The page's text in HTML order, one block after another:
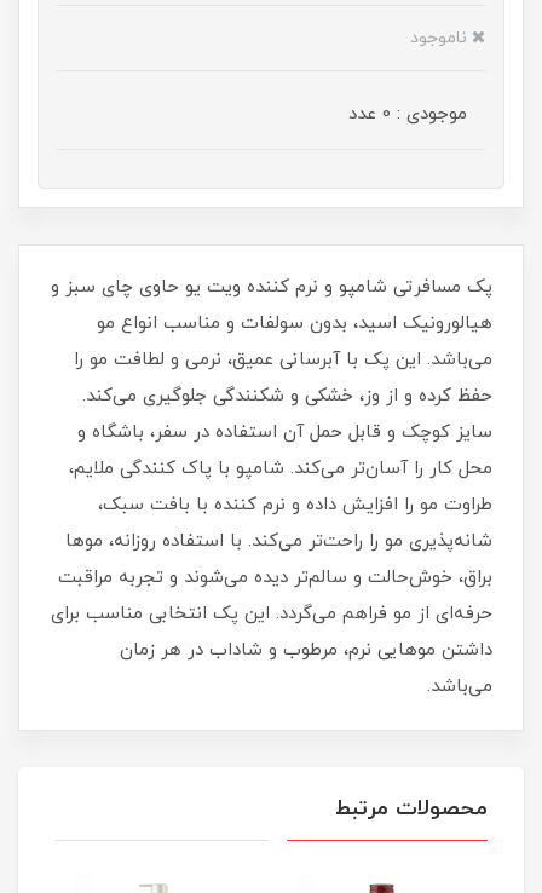
ناموجود
موجودی : 0 عدد
پک مسافرتی شامپو و نرم‌ کننده ویت یو حاوی چای سبز و
هیالورونیک اسید، بدون سولفات و مناسب انواع مو
می‌باشد. این پک با آبرسانی عمیق، نرمی و لطافت مو را
حفظ کرده و از وز، خشکی و شکنندگی جلوگیری می‌کند.
سایز کوچک و قابل‌ حمل آن استفاده در سفر، باشگاه و
محل کار را آسان‌تر می‌کند. شامپو با پاک‌ کنندگی ملایم،
طراوت مو را افزایش داده و نرم‌ کننده با بافت سبک،
شانه‌پذیری مو را راحت‌تر می‌کند. با استفاده روزانه، موها
براق، خوش‌حالت و سالم‌تر دیده می‌شوند و تجربه مراقبت
حرفه‌ای از مو فراهم می‌گردد. این پک انتخابی مناسب برای
داشتن موهایی نرم، مرطوب و شاداب در هر زمان
می‌باشد.
محصولات مرتبط